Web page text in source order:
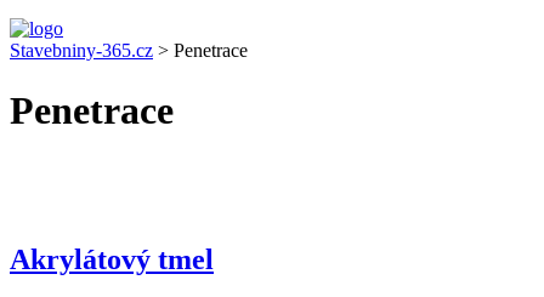
Stavebniny-365.cz > Penetrace
Penetrace
Akrylátový tmel